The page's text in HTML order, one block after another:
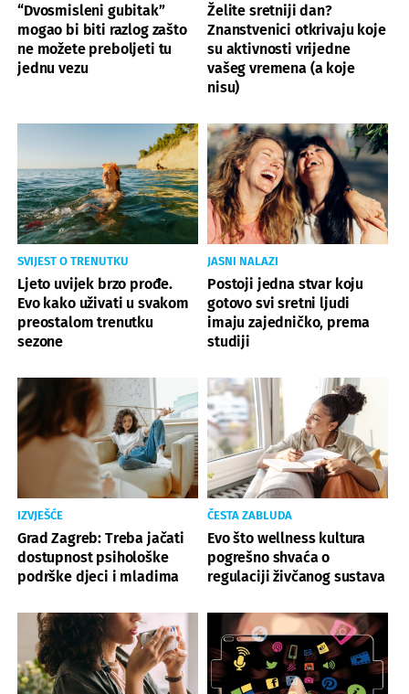
“Dvosmisleni gubitak”
mogao bi biti razlog zašto
ne možete preboljeti tu
jednu vezu
Želite sretniji dan?
Znanstvenici otkrivaju koje
su aktivnosti vrijedne
vašeg vremena (a koje
nisu)
SVIJEST O TRENUTKU
Ljeto uvijek brzo prođe.
Evo kako uživati u svakom
preostalom trenutku
sezone
JASNI NALAZI
Postoji jedna stvar koju
gotovo svi sretni ljudi
imaju zajedničko, prema
studiji
IZVJEŠĆE
Grad Zagreb: Treba jačati
dostupnost psihološke
podrške djeci i mladima
ČESTA ZABLUDA
Evo što wellness kultura
pogrešno shvaća o
regulaciji živčanog sustava